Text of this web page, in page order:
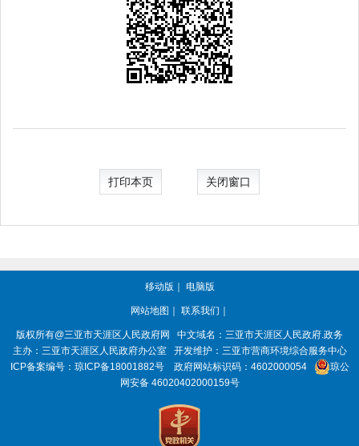
打印本页 关闭窗口
移动版 ｜ 电脑版
网站地图 ｜ 联系我们 ｜
版权所有@三亚市天涯区人民政府网 中文域名： 三亚市天涯区人民政府.政务
主办：三亚市天涯区人民政府办公室
开发维护：三亚市营商环境综合服务中心
ICP备案编号： 琼ICP备18001882号 政府网站标识码： 4602000054
琼公
网安备 46020402000159号